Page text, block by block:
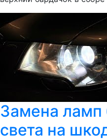
Замена ламп
света на